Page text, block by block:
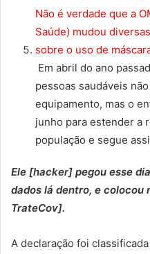
Não é verdade que a
Saúde) mudou
sobre o uso de
Em abril do ano
pessoas saudáveis
equipamento, mas o
junho para estender a
população e segue
Ele [hacker] pegou esse
dados lá dentro, e
TrateCov].
A declaração foi